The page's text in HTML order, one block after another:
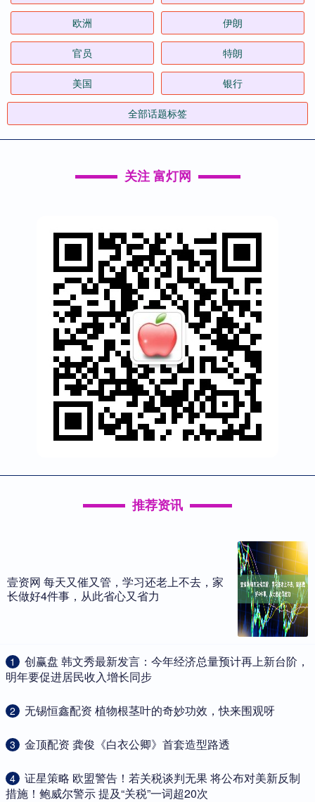
欧洲 伊朗
官员 特朗
美国 银行
全部话题标签
关注 富灯网
推荐资讯
壹资网 每天又催又管，学习还老上不去，家
长做好4件事，从此省心又省力
1
​创赢盘 韩文秀最新发言：今年经济总量预计再上新台阶，
明年要促进居民收入增长同步
2 ​无锡恒鑫配资 植物根茎叶的奇妙功效，快来围观呀
3 ​金顶配资 龚俊《白衣公卿》首套造型路透
4
​证星策略 欧盟警告！若关税谈判无果 将公布对美新反制
措施！鲍威尔警示 提及“关税”一词超20次